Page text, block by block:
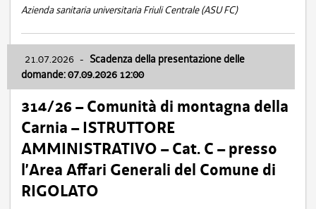
Azienda sanitaria universitaria Friuli Centrale (ASU FC)
21.07.2026 - Scadenza della presentazione delle
domande: 07.09.2026 12:00
314/26 – Comunità di montagna della
Carnia – ISTRUTTORE
AMMINISTRATIVO – Cat. C – presso
l’Area Affari Generali del Comune di
RIGOLATO